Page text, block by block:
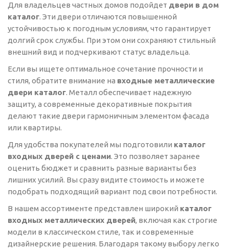
Для владельцев частных домов подойдет двери в дом
каталог. Эти двери отличаются повышенной
устойчивостью к погодным условиям, что гарантирует
долгий срок службы. При этом они сохраняют стильный
внешний вид и подчеркивают статус владельца.
Если вы ищете оптимальное сочетание прочности и
стиля, обратите внимание на входные металлические
двери каталог. Металл обеспечивает надежную
защиту, а современные декоративные покрытия
делают такие двери гармоничным элементом фасада
или квартиры.
Для удобства покупателей мы подготовили каталог
входных дверей с ценами. Это позволяет заранее
оценить бюджет и сравнить разные варианты без
лишних усилий. Вы сразу видите стоимость и можете
подобрать подходящий вариант под свои потребности.
В нашем ассортименте представлен широкий каталог
входных металлических дверей, включая как строгие
модели в классическом стиле, так и современные
дизайнерские решения. Благодаря такому выбору легко